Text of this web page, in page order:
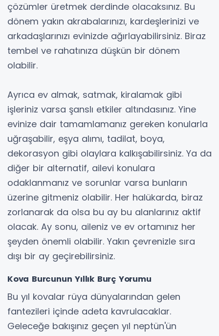
çözümler üretmek derdinde olacaksınız. Bu
dönem yakın akrabalarınızı, kardeşlerinizi ve
arkadaşlarınızı evinizde ağırlayabilirsiniz. Biraz
tembel ve rahatınıza düşkün bir dönem
olabilir.
Ayrıca ev almak, satmak, kiralamak gibi
işleriniz varsa şanslı etkiler altındasınız. Yine
evinize dair tamamlamanız gereken konularla
uğraşabilir, eşya alımı, tadilat, boya,
dekorasyon gibi olaylara kalkışabilirsiniz. Ya da
diğer bir alternatif, ailevi konulara
odaklanmanız ve sorunlar varsa bunların
üzerine gitmeniz olabilir. Her halükarda, biraz
zorlanarak da olsa bu ay bu alanlarınız aktif
olacak. Ay sonu, aileniz ve ev ortamınız her
şeyden önemli olabilir. Yakın çevrenizle sıra
dışı bir ay geçirebilirsiniz.
Kova Burcunun Yıllık Burç Yorumu
Bu yıl kovalar rüya dünyalarından gelen
fantezileri içinde adeta kavrulacaklar.
Geleceğe bakışınız geçen yıl neptün'ün